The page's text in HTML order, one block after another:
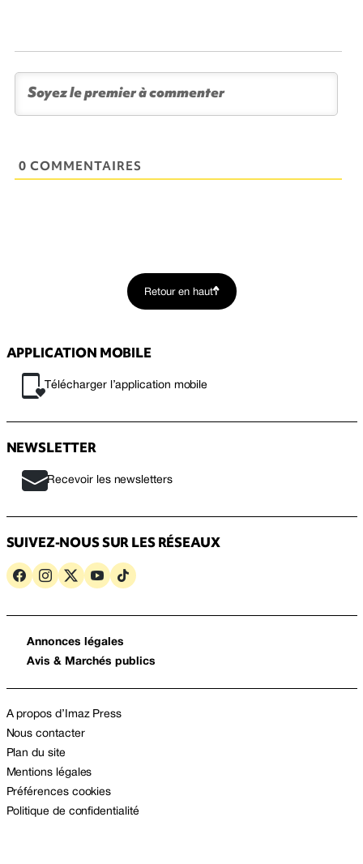
0 COMMENTAIRES
Retour en haut
APPLICATION MOBILE
Télécharger l’application mobile
NEWSLETTER
Recevoir les newsletters
SUIVEZ-NOUS SUR LES RÉSEAUX
Annonces légales
Avis & Marchés publics
A propos d’Imaz Press
Nous contacter
Plan du site
Mentions légales
Préférences cookies
Politique de confidentialité